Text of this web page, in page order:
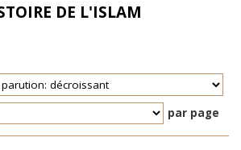
DE L'ISLAM
par page